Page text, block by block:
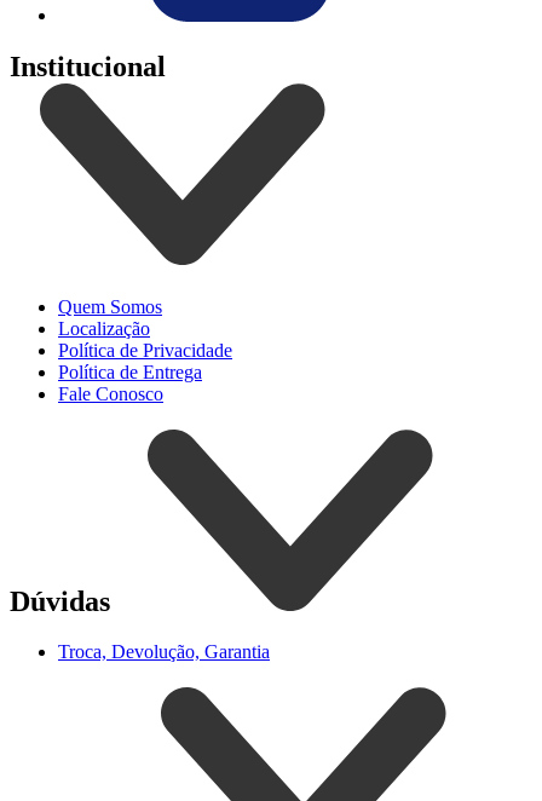
Institucional
Quem Somos
Localização
Política de Privacidade
Política de Entrega
Fale Conosco
Dúvidas
Troca, Devolução, Garantia